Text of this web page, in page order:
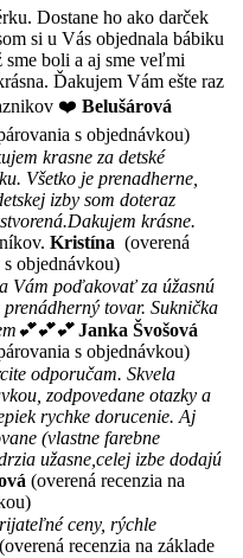
Dostane ho ako darček
si u Vás objednala bábiku
sme boli a aj sme veľmi
Ďakujem Vám ešte raz
❤️ Belušárová
s objednávkou)
krasne za detské
Všetko je prenadherne,
izby som doteraz
krásne.
Kristína (overená
s objednávkou)
Vám poďakovať za úžasnú
tovar. Suknička
Janka Švošová
s objednávkou)
odporučam. Skvela
zodpovedane otazky a
rychke dorucenie. Aj
(vlastne farebne
užasne,celej izbe dodajú
(overená recenzia na
ceny, rýchle
(overená recenzia na základe